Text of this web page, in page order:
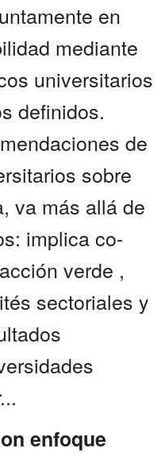
en
mediante
universitarios
definidos.
de
sobre
va más allá de
implica co-
verde ,
sectoriales y
enfoque